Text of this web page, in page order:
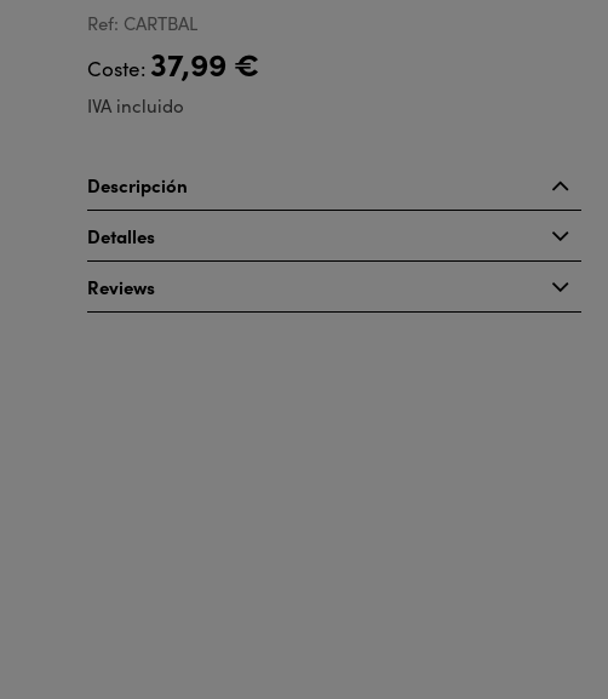
Ref: CARTBAL
Coste: 37,99 €
IVA incluido
Descripción
Detalles
Reviews